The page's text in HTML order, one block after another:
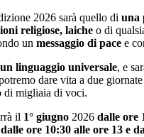
2026 sarà quello di una
religiose, laiche o di
un messaggio di pace e
linguaggio universale, e
dare vita a due
di migliaia di voci.
il 1° giugno 2026 dalle ore
dalle ore 10:30 alle ore 13 e